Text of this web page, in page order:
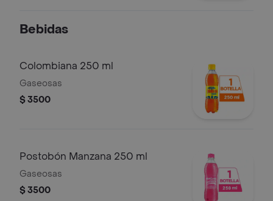
Bebidas
Colombiana 250 ml
Gaseosas
$ 3500
Postobón Manzana 250 ml
Gaseosas
$ 3500